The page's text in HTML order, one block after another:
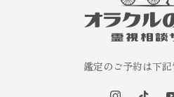
鑑定のご予約は下